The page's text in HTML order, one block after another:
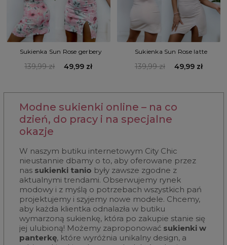
Sukienka Sun Rose gerbery
139,99 zł 49,99 zł
Sukienka Sun Rose latte
139,99 zł 49,99 zł
Modne sukienki online – na co
dzień, do pracy i na specjalne
okazje
W naszym butiku internetowym City Chic
nieustannie dbamy o to, aby oferowane przez
nas sukienki tanio były zawsze zgodne z
aktualnymi trendami. Obserwujemy rynek
modowy i z myślą o potrzebach wszystkich pań
projektujemy i szyjemy nowe modele. Chcemy,
aby każda klientka odnalazła w butiku
wymarzoną sukienkę, która po zakupie stanie się
jej ulubioną! Możemy zaproponować sukienki w
panterkę, które wyróżnia unikalny design, a